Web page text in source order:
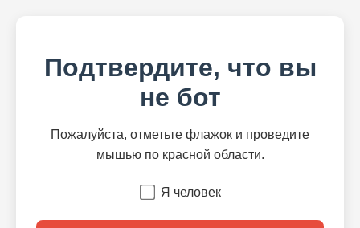
Подтвердите, что вы
не бот
Пожалуйста, отметьте флажок и проведите
мышью по красной области.
Я человек